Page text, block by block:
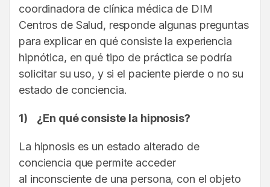
coordinadora de clínica médica de DIM
Centros de Salud, responde algunas preguntas
para explicar en qué consiste la experiencia
hipnótica, en qué tipo de práctica se podría
solicitar su uso, y si el paciente pierde o no su
estado de conciencia.
1) ¿En qué consiste la hipnosis?
La hipnosis es un estado alterado de
conciencia que permite acceder
al inconsciente de una persona, con el objeto